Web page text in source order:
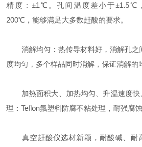
精度：±1℃。孔间温度差小于±1.5℃
200℃，能够满足大多数赶酸的要求。
消解均匀：热传导材料好，消解孔之
度均匀，多个样品同时消解，保证消解的
加热面积大、加热均匀、升温速度快
理：Teflon氟塑料防腐不粘处理，耐强腐蚀
真空赶酸仪选材新颖，耐酸碱、耐